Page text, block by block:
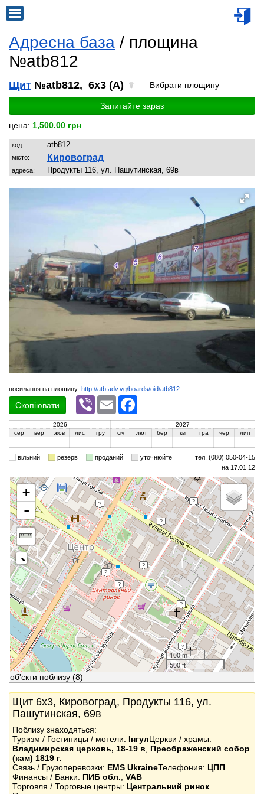
Адресна база / площина
№atb812
Щит №atb812, 6x3 (A) Вибрати площину
Запитайте зараз
цена: 1,500.00 грн
код: atb812
місто: Кировоград
адреса: Продукты 116, ул. Пашутинская, 69в
посилання на площину: http://atb.adv.vg/boards/oid/atb812
Скопіювати
Viber Email
2026
2027
сер
вер жов лис гру січ лют бер кві тра чер лип
вільний резерв проданий уточнюйте
тел. (080) 050-04-15
на 17.01.12
+
-
100 m
500 ft
об'єкти поблизу (8)
Щит 6x3, Кировоград, Продукты 116, ул.
Пашутинская, 69в
Поблизу знаходяться:
Туризм / Гостиницы / мотели: ІнгулЦеркви / храмы:
Владимирская церковь, 18-19 в
Преображенский собор
(кам) 1819 г.
Связь / Грузоперевозки: EMS UkraineТелефония: ЦПП
Финансы / Банки: ПИБ обл. VAB
Торговля / Торговые центры: Центральний ринок